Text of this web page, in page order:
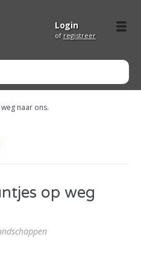
Login
of registreer
naar ons.
op weg